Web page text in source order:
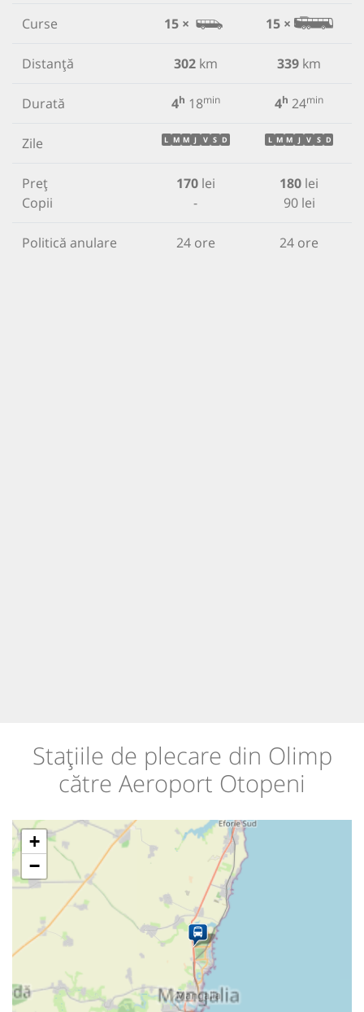
Curse 15 × 15 ×
Distanță 302km 339 km
Durată 4h 18min 4h 24min
Zile L M M J V S D L M M J V S D
Preț
Copii
170lei
-
180 lei
90 lei
Politică anulare 24 ore 24 ore
Stațiile de plecare din Olimp
către Aeroport Otopeni
+
−